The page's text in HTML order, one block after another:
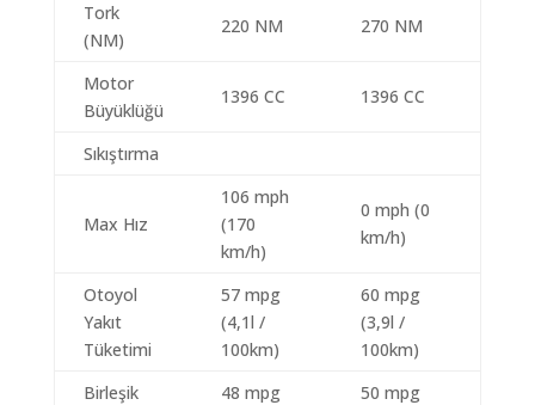
Tork
(NM)
220 NM 270 NM
Motor
Büyüklüğü
1396 CC 1396 CC
Sıkıştırma
Max Hız
106 mph
(170
km/h)
0 mph (0
km/h)
Otoyol
Yakıt
Tüketimi
57 mpg
(4,1l /
100km)
60 mpg
(3,9l /
100km)
Birleşik
48 mpg
50 mpg